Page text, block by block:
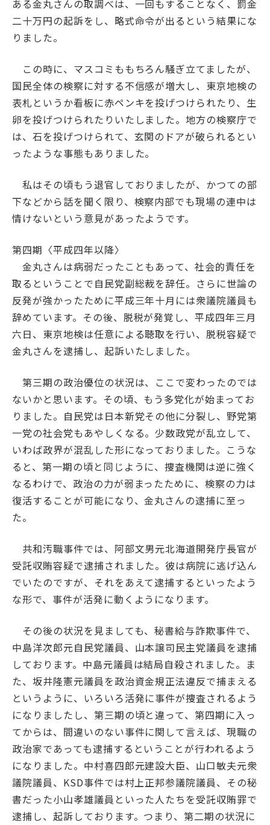
ある金丸さんの取調べは、一回もすることなく、罰金
二十万円の起訴をし、略式命令が出るという結果にな
りました。
この時に、マスコミももちろん騒ぎ立てましたが、
国民全体の検察に対する不信感が増大し、東京地検の
表札というか看板に赤ペンキを投げつけられたり、生
卵を投げつけられたりいたしました。地方の検察庁で
は、石を投げつけられて、玄関のドアが破られるとい
ったような事態もありました。
私はその頃もう退官しておりましたが、かつての部
下などから話を聞く限り、検察内部でも現場の連中は
情けないという意見があったようです。
第四期 〈平成四年以降〉
金丸さんは病弱だったこともあって、社会的責任を
取るということで自民党副総裁を辞任。さらに世論の
反発が強かったために平成三年十月には衆議院議員も
辞めています。その後、脱税が発覚し、平成四年三月
六日、東京地検は任意による聴取を行い、脱税容疑で
金丸さんを逮捕し、起訴いたしました。
第三期の政治優位の状況は、ここで変わったのでは
ないかと思います。その頃、もう多党化が始まってお
りました。自民党は日本新党その他に分裂し、野党第
一党の社会党もあやしくなる。少数政党が乱立して、
いわば政界が混乱した形になっておりました。こうな
ると、第一期の頃と同じように、捜査機関は逆に強く
なるわけで、政治の力が弱まったために、検察の力は
復活することが可能になり、金丸さんの逮捕に至っ
た。
共和汚職事件では、阿部文男元北海道開発庁長官が
受託収賄容疑で逮捕されました。彼は病院に逃げ込ん
でいたのですが、それをあえて逮捕するといったよう
な形で、事件が活発に動くようになります。
その後の状況を見ましても、秘書給与詐欺事件で、
中島洋次郎元自民党議員、山本譲司民主党議員を逮捕
しております。中島元議員は結局自殺されました。ま
た、坂井隆憲元議員を政治資金規正法違反で捕まえる
というように、いろいろ活発に事件が捜査されるよう
になりましたし、第三期の頃と違って、第四期に入っ
てからは、間違いのない事件に関して言えば、現職の
政治家であっても逮捕するということが行われるよう
になりました。中村喜四郎元建設大臣、山口敏夫元衆
議院議員、KSD事件では村上正邦参議院議員、その秘
書だった小山孝雄議員といった人たちを受託収賄罪で
逮捕し、起訴しております。つまり、第二期の状況に